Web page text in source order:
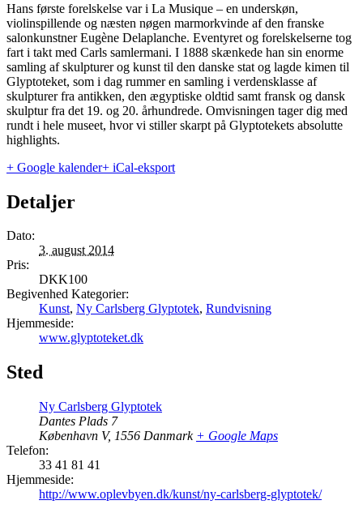
Hans første forelskelse var i La Musique – en underskøn,
violinspillende og næsten nøgen marmorkvinde af den franske
salonkunstner Eugène Delaplanche. Eventyret og forelskelserne tog
fart i takt med Carls samlermani. I 1888 skænkede han sin enorme
samling af skulpturer og kunst til den danske stat og lagde kimen til
Glyptoteket, som i dag rummer en samling i verdensklasse af
skulpturer fra antikken, den ægyptiske oldtid samt fransk og dansk
skulptur fra det 19. og 20. århundrede. Omvisningen tager dig med
rundt i hele museet, hvor vi stiller skarpt på Glyptotekets absolutte
highlights.
+ Google kalender+ iCal-eksport
Detaljer
Dato:
3. august 2014
Pris:
DKK100
Begivenhed Kategorier:
Kunst, Ny Carlsberg Glyptotek, Rundvisning
Hjemmeside:
www.glyptoteket.dk
Sted
Ny Carlsberg Glyptotek
Dantes Plads 7
København V, 1556 Danmark + Google Maps
Telefon:
33 41 81 41
Hjemmeside:
http://www.oplevbyen.dk/kunst/ny-carlsberg-glyptotek/